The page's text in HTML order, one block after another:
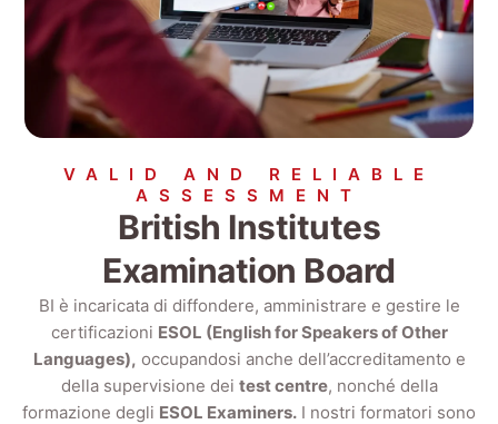
VALID AND RELIABLE
ASSESSMENT
British Institutes
Examination Board
BI è incaricata di diffondere, amministrare e gestire le
certificazioni ESOL (English for Speakers of Other
Languages), occupandosi anche dell’accreditamento e
della supervisione dei test centre, nonché della
formazione degli ESOL Examiners. I nostri formatori sono